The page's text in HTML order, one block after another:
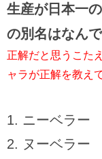
生産が日本一
の別名はなん
正解だと思うこた
ャラが正解を教え
ニーベラー
ヌーベラー